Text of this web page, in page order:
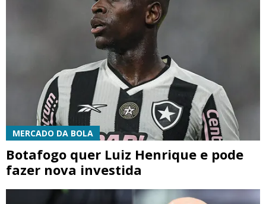
MERCADO DA BOLA
Botafogo quer Luiz Henrique e pode
fazer nova investida